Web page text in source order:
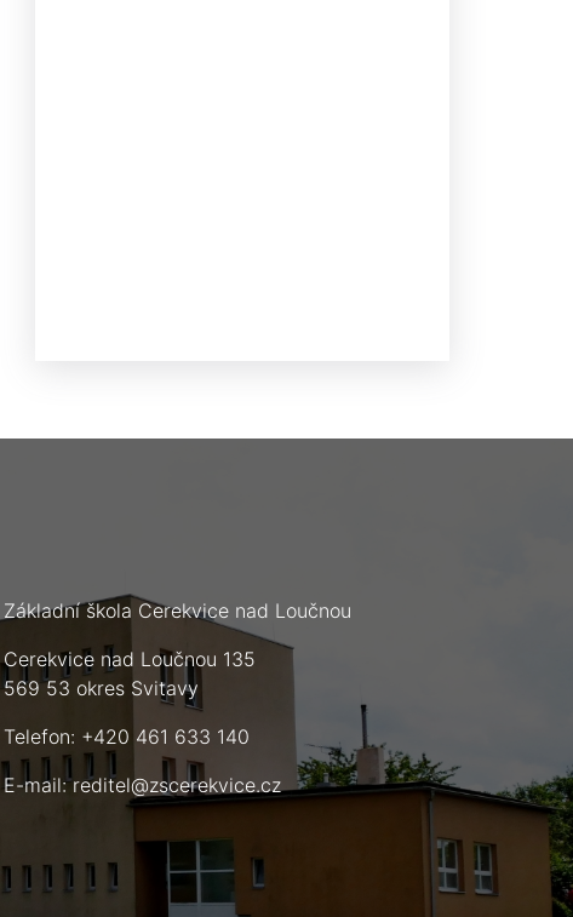
Základní škola Cerekvice nad Loučnou
Cerekvice nad Loučnou 135
569 53 okres Svitavy
Telefon: +420 461 633 140
E-mail:reditel@zscerekvice.cz